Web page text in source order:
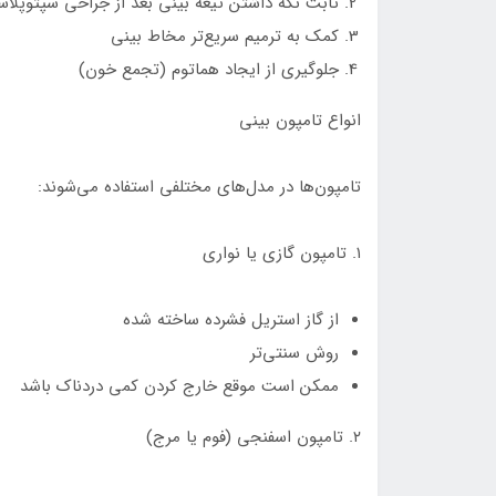
کمک به ترمیم سریع‌تر مخاط بینی
جلوگیری از ایجاد هماتوم (تجمع خون)
انواع تامپون بینی
تامپون‌ها در مدل‌های مختلفی استفاده می‌شوند:
۱. تامپون گازی یا نواری
از گاز استریل فشرده ساخته شده
روش سنتی‌تر
ممکن است موقع خارج کردن کمی دردناک باشد
۲. تامپون اسفنجی (فوم یا مرج)